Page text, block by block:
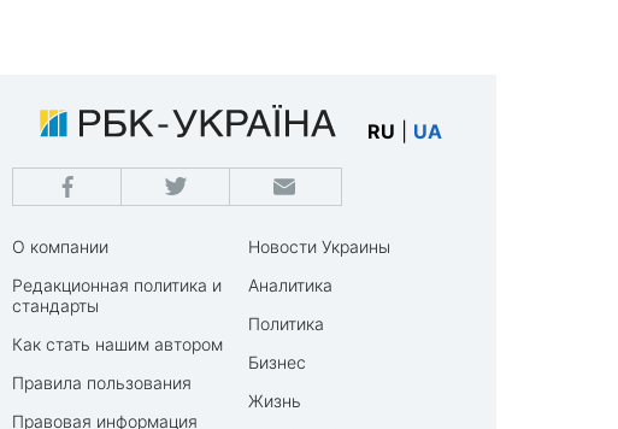
RU UA
О компании
Редакционная политика и
стандарты
Как стать нашим автором
Правила пользования
Правовая информация
Новости Украины
Аналитика
Политика
Бизнес
Жизнь